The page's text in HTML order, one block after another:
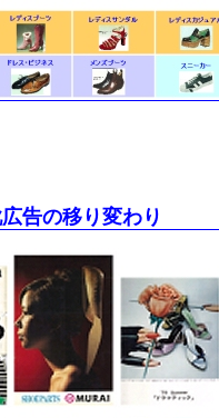
告の移り変わり